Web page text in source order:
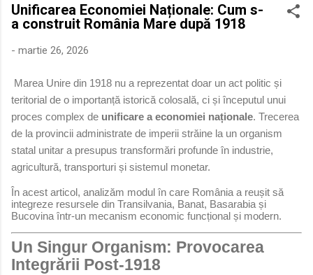
roman – în special a cetățenilor romani ( cives Romani ) în
țesutul urban și rural dobrogean – ne permite să măsurăm cu
precizie profunzimea și ritmul procesului de rom...
Unificarea Economiei Naționale: Cum s-
a construit România Mare după 1918
- martie 26, 2026
Marea Unire din 1918 nu a reprezentat doar un act politic și
teritorial de o importanță istorică colosală, ci și începutul unui
proces complex de unificare a economiei naționale. Trecerea
de la provincii administrate de imperii străine la un organism
statal unitar a presupus transformări profunde în industrie,
agricultură, transporturi și sistemul monetar.
În acest articol, analizăm modul în care România a reușit să
integreze resursele din Transilvania, Banat, Basarabia și
Bucovina într-un mecanism economic funcțional și modern.
Un Singur Organism: Provocarea
Integrării Post-1918